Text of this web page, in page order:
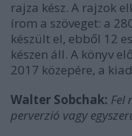
rajza kész. A rajzok
írom a szöveget: a
készült el, ebből 12
készen áll. A könyv
2017 közepére, a
Walter Sobchak: Fel
perverzió vagy